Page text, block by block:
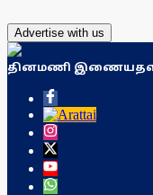
Advertise with us
தினமணி